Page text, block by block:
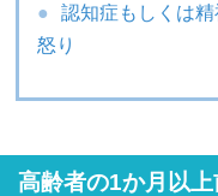
認知症もしくは
怒り
高齢者の1か月以